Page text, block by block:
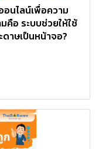
อนไลน์เพื่อความ
คือ ระบบช่วยให้ใช้
าษเป็นหน้าจอ?